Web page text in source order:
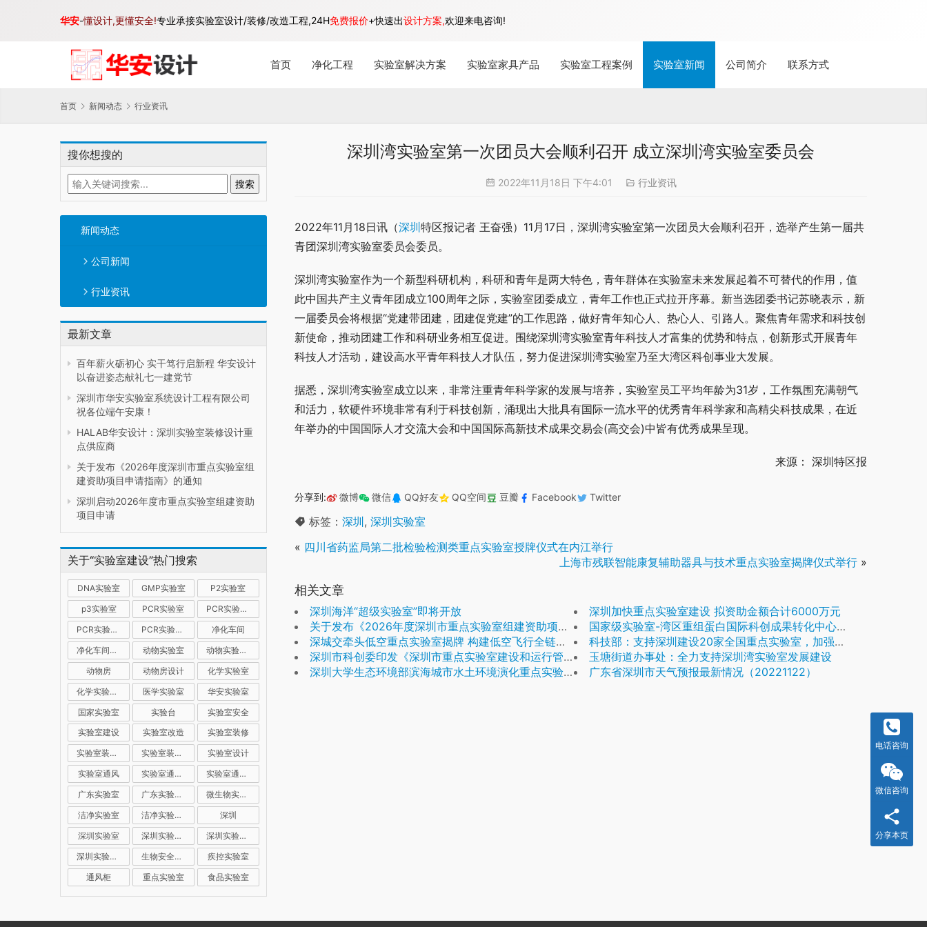
首页 净化工程 实验室解决方案 实验室家具产品 实验室工程案例 实验室新闻 公司简介 联系方式
首页 新闻动态 行业资讯
搜你想搜的
新闻动态
公司新闻
行业资讯
最新文章
百年薪火砺初心 实干笃行启新程 华安设计
以奋进姿态献礼七一建党节
深圳市华安实验室系统设计工程有限公司
祝各位端午安康！
HALAB华安设计：深圳实验室装修设计重
点供应商
关于发布《2026年度深圳市重点实验室组
建资助项目申请指南》的通知
深圳启动2026年度市重点实验室组建资助
项目申请
关于“实验室建设”热门搜索
DNA实验室 GMP实验室
P2实验室
p3实验室
PCR实验室
PCR实验室建设
PCR实验室装修
PCR实验室设计
净化车间
净化车间装修
动物实验室
动物实验室建设
动物房
动物房设计
化学实验室
化学实验室设计
医学实验室
华安实验室
国家实验室
实验台
实验室安全
实验室建设
实验室改造
实验室装修
实验室装修公司
实验室装修设计
实验室设计
实验室通风
实验室通风系统
实验室通风设计
广东实验室
广东实验室装修
微生物实验室
洁净实验室
洁净实验室设计
深圳
深圳实验室
深圳实验室建设
深圳实验室装修
深圳实验室设计
生物安全实验室
疾控实验室
通风柜
重点实验室 食品实验室
深圳湾实验室第一次团员大会顺利召开 成立深圳湾实验室委员会
2022年11月18日 下午4:01 行业资讯
2022年11月18日讯（深圳 特区报记者 王奋强）11月17日，深圳湾实验室第一次团员大会顺利召开，选举产生第一届共
青团深圳湾实验室委员会委员。
深圳湾实验室作为一个新型科研机构，科研和青年是两大特色，青年群体在实验室未来发展起着不可替代的作用，值
此中国共产主义青年团成立100周年之际，实验室团委成立，青年工作也正式拉开序幕。新当选团委书记苏晓表示，新
一届委员会将根据“党建带团建，团建促党建”的工作思路，做好青年知心人、热心人、引路人。聚焦青年需求和科技创
新使命，推动团建工作和科研业务相互促进。围绕深圳湾实验室青年科技人才富集的优势和特点，创新形式开展青年
科技人才活动，建设高水平青年科技人才队伍，努力促进深圳湾实验室乃至大湾区科创事业大发展。
据悉，深圳湾实验室成立以来，非常注重青年科学家的发展与培养，实验室员工平均年龄为31岁，工作氛围充满朝气
和活力，软硬件环境非常有利于科技创新，涌现出大批具有国际一流水平的优秀青年科学家和高精尖科技成果，在近
年举办的中国国际人才交流大会和中国国际高新技术成果交易会(高交会)中皆有优秀成果呈现。
来源： 深圳特区报
分享到: 微博 微信 QQ好友 QQ空间 豆瓣 Facebook Twitter
标签： 深圳, 深圳实验室
« 四川省药监局第二批检验检测类重点实验室授牌仪式在内江举行
上海市残联智能康复辅助器具与技术重点实验室揭牌仪式举行 »
相关文章
深圳海洋“超级实验室”即将开放
深圳加快重点实验室建设 拟资助金额合计6000万元
关于发布《2026年度深圳市重点实验室组建资助项目申请指南》的通知
国家级实验室-湾区重组蛋白国际科创成果转化中心拟落子落户深圳罗湖
深城交牵头低空重点实验室揭牌 构建低空飞行全链路智能管控
科技部：支持深圳建设20家全国重点实验室，加强国家实验室科技力量布局
深圳市科创委印发《深圳市重点实验室建设和运行管理办法》
玉塘街道办事处：全力支持深圳湾实验室发展建设
深圳大学生态环境部滨海城市水土环境演化重点实验室获批建设
广东省深圳市天气预报最新情况（20221122）
电话咨询
微信咨询
分享本页
华安-懂设计,更懂安全!专业承接实验室设计/装修/改造工程,24H免费报价+快速出设计方案,欢迎来电咨询!